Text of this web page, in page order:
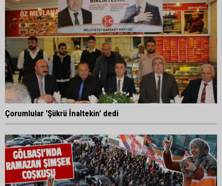
Çorumlular 'Şükrü İnaltekin' dedi